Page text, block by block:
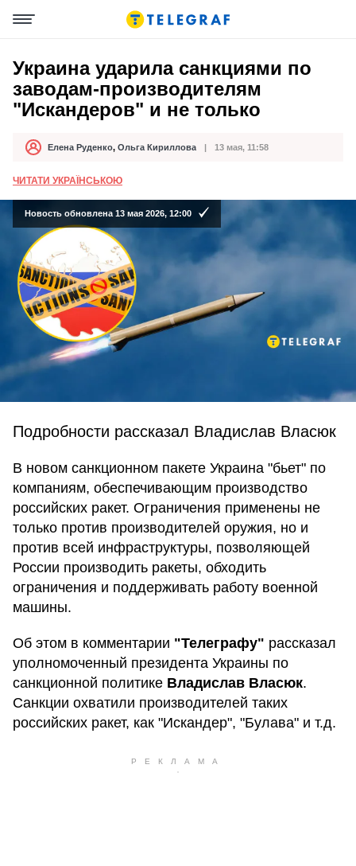
Украина ударила санкциями по
заводам-производителям
"Искандеров" и не только
АвторЕлена Руденко, Ольга Кириллова
Дата публикации 13 мая, 11:58
ЧИТАТИ УКРАЇНСЬКОЮ
Новость обновлена 13 мая 2026, 12:00
Подробности рассказал Владислав Власюк
В новом санкционном пакете Украина "бьет" по
компаниям, обеспечивающим производство
российских ракет. Ограничения применены не
только против производителей оружия, но и
против всей инфраструктуры, позволяющей
России производить ракеты, обходить
ограничения и поддерживать работу военной
машины.
Об этом в комментарии "Телеграфу" рассказал
уполномоченный президента Украины по
санкционной политике Владислав Власюк.
Санкции охватили производителей таких
российских ракет, как "Искандер", "Булава" и т.д.